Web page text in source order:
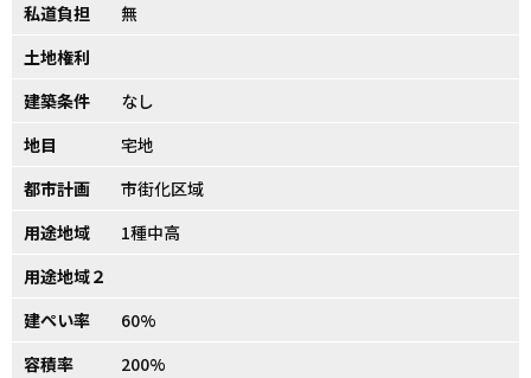
私道負担
無
土地権利
建築条件
なし
地目
宅地
都市計画
市街化区域
用途地域
1種中高
用途地域２
建ぺい率
60%
容積率
200%